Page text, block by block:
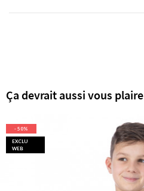
Ça devrait aussi vous plaire
EXCLU
WEB
- 50%